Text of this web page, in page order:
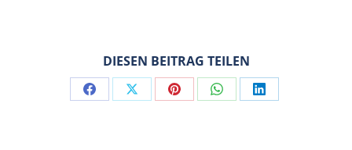
DIESEN BEITRAG TEILEN
Share Share Share Share Share